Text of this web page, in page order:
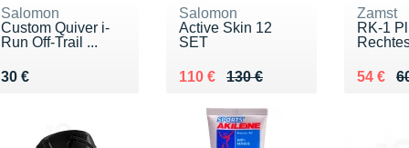
Salomon
Custom Quiver i-
Run Off-Trail ...
30 €
Vendu 30 €
Salomon
Active Skin 12
SET
130 €
Au lieu de 130 €
110 €
Vendu 110 €
Zamst
RK-1
Au lieu
54 €
Vendu